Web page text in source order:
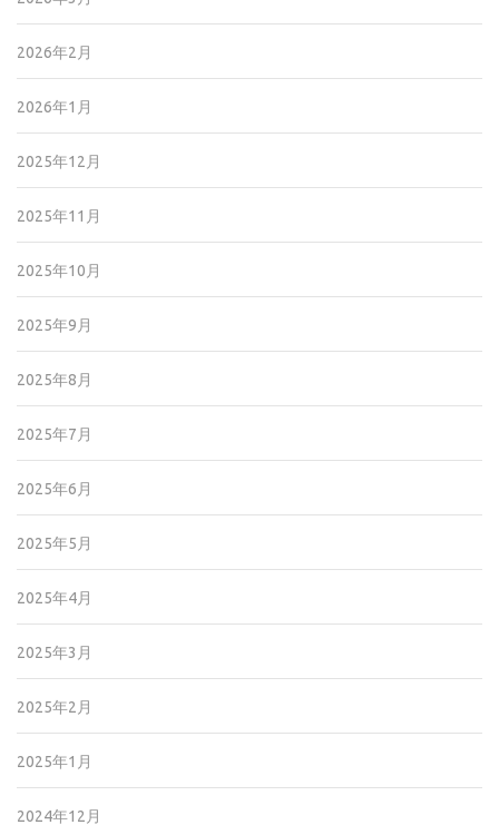
2026年2月
2026年1月
2025年12月
2025年11月
2025年10月
2025年9月
2025年8月
2025年7月
2025年6月
2025年5月
2025年4月
2025年3月
2025年2月
2025年1月
2024年12月